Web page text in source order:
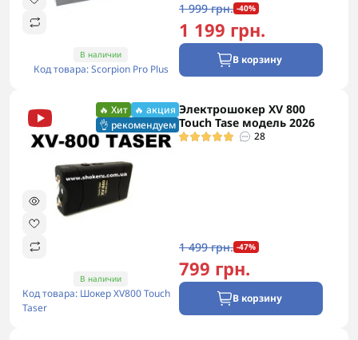
В наличии
Код товара: Scorpion Pro Plus
1 999 грн. -40%
1 199 грн.
В корзину
🔥 Хит 🔥 акция
👌 рекомендуем
В наличии
Код товара: Шокер XV800 Touch
Taser
Электрошокер XV 800
Touch Tase модель 2026
28
1 499 грн. -47%
799 грн.
В корзину